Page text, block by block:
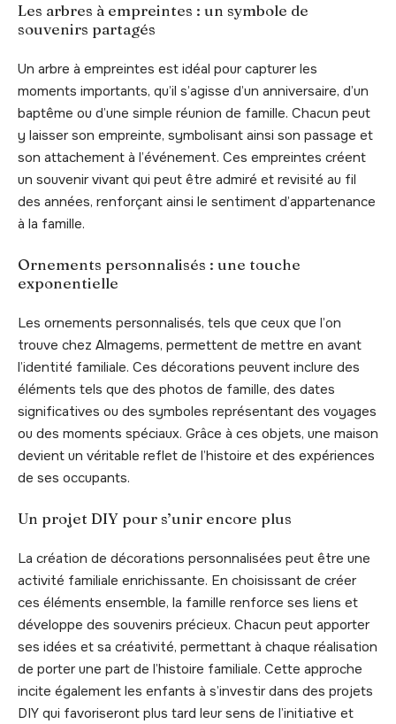
Les arbres à empreintes : un symbole de
souvenirs partagés
Un arbre à empreintes est idéal pour capturer les
moments importants, qu’il s’agisse d’un anniversaire, d’un
baptême ou d’une simple réunion de famille. Chacun peut
y laisser son empreinte, symbolisant ainsi son passage et
son attachement à l’événement. Ces empreintes créent
un souvenir vivant qui peut être admiré et revisité au fil
des années, renforçant ainsi le sentiment d’appartenance
à la famille.
Ornements personnalisés : une touche
exponentielle
Les ornements personnalisés, tels que ceux que l’on
trouve chez Almagems, permettent de mettre en avant
l’identité familiale. Ces décorations peuvent inclure des
éléments tels que des photos de famille, des dates
significatives ou des symboles représentant des voyages
ou des moments spéciaux. Grâce à ces objets, une maison
devient un véritable reflet de l’histoire et des expériences
de ses occupants.
Un projet DIY pour s’unir encore plus
La création de décorations personnalisées peut être une
activité familiale enrichissante. En choisissant de créer
ces éléments ensemble, la famille renforce ses liens et
développe des souvenirs précieux. Chacun peut apporter
ses idées et sa créativité, permettant à chaque réalisation
de porter une part de l’histoire familiale. Cette approche
incite également les enfants à s’investir dans des projets
DIY qui favoriseront plus tard leur sens de l’initiative et